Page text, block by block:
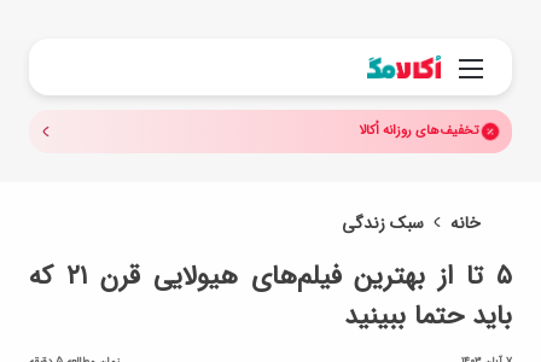
منو
تخفیف‌های روزانه اُکالا
خانه سبک زندگی
۵ تا از بهترین فیلم‌های هیولایی قرن ۲۱ که
باید حتما ببینید